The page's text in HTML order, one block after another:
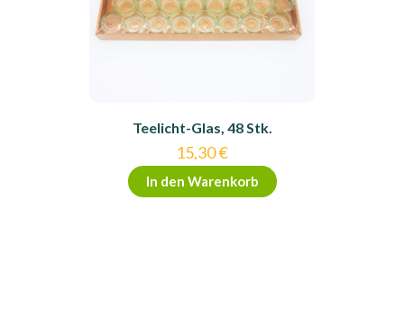
Teelicht-Glas, 48 Stk.
15,30€
In den Warenkorb